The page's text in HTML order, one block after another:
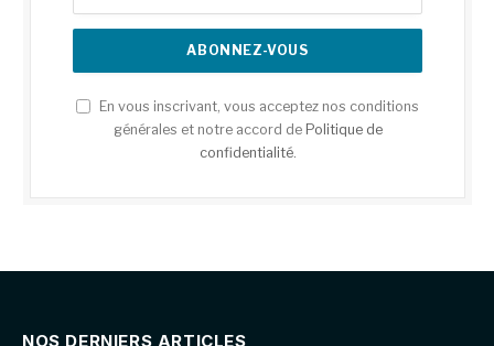
En vous inscrivant, vous acceptez nos conditions
générales et notre accord de Politique de
confidentialité.
NOS DERNIERS ARTICLES